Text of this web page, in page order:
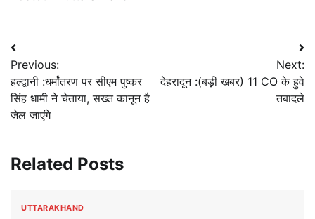
Post
navigation
Previous:
हल्द्वानी :धर्मांतरण पर सीएम पुष्कर
सिंह धामी ने चेताया, सख्त कानून है
जेल जाएंगे
Next:
देहरादून :(बड़ी खबर) 11 CO के हुवे
तबादले
Related Posts
UTTARAKHAND